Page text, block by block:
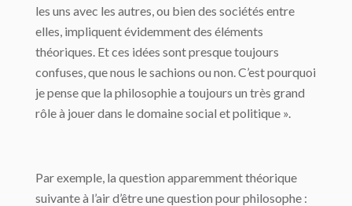
les uns avec les autres, ou bien des sociétés entre
elles, impliquent évidemment des éléments
théoriques. Et ces idées sont presque toujours
confuses, que nous le sachions ou non. C’est pourquoi
je pense que la philosophie a toujours un très grand
rôle à jouer dans le domaine social et politique ».
Par exemple, la question apparemment théorique
suivante à l’air d’être une question pour philosophe :